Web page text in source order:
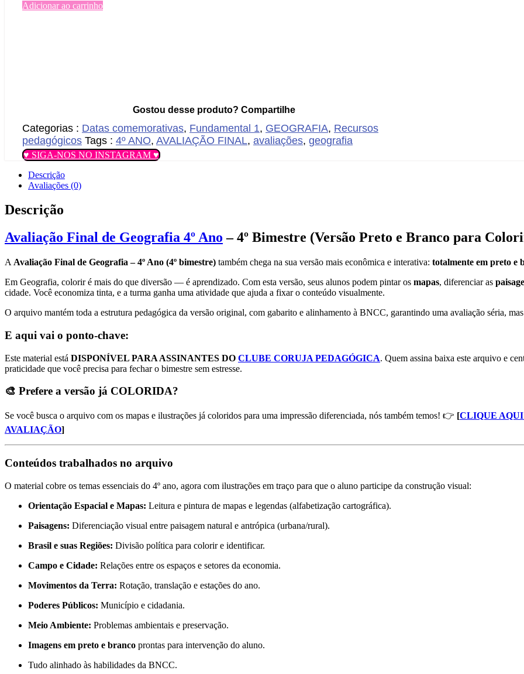
Adicionar ao carrinho
Gostou desse produto? Compartilhe
Categorias : Datas comemorativas, Fundamental 1, GEOGRAFIA, Recursos
pedagógicos Tags : 4º ANO, AVALIAÇÃO FINAL, avaliações, geografia
♥ SIGA-NOS NO INSTAGRAM ♥
Descrição
Avaliações (0)
Descrição
Avaliação Final de Geografia 4º Ano – 4º Bimestre (Versão Preto e Branco para
A Avaliação Final de Geografia – 4º Ano (4º bimestre) também chega na sua versão mais econômica e interativa: totalmente em preto e
Em Geografia, colorir é mais do que diversão — é aprendizado. Com esta versão, seus alunos podem pintar os mapas, diferenciar as
cidade. Você economiza tinta, e a turma ganha uma atividade que ajuda a fixar o conteúdo visualmente.
O arquivo mantém toda a estrutura pedagógica da versão original, com gabarito e alinhamento à BNCC, garantindo uma avaliação séria,
E aqui vai o ponto-chave:
Este material está DISPONÍVEL PARA ASSINANTES DO CLUBE CORUJA PEDAGÓGICA. Quem assina baixa este arquivo e
praticidade que você precisa para fechar o bimestre sem estresse.
🎨 Prefere a versão já COLORIDA?
Se você busca o arquivo com os mapas e ilustrações já coloridos para uma impressão diferenciada, nós também temos! 👉 [CLIQUE
AVALIAÇÃO]
Conteúdos trabalhados no arquivo
O material cobre os temas essenciais do 4º ano, agora com ilustrações em traço para que o aluno participe da construção visual:
Orientação Espacial e Mapas: Leitura e pintura de mapas e legendas (alfabetização cartográfica).
Paisagens: Diferenciação visual entre paisagem natural e antrópica (urbana/rural).
Brasil e suas Regiões: Divisão política para colorir e identificar.
Campo e Cidade: Relações entre os espaços e setores da economia.
Movimentos da Terra: Rotação, translação e estações do ano.
Poderes Públicos: Município e cidadania.
Meio Ambiente: Problemas ambientais e preservação.
Imagens em preto e branco prontas para intervenção do aluno.
Tudo alinhado às habilidades da BNCC.